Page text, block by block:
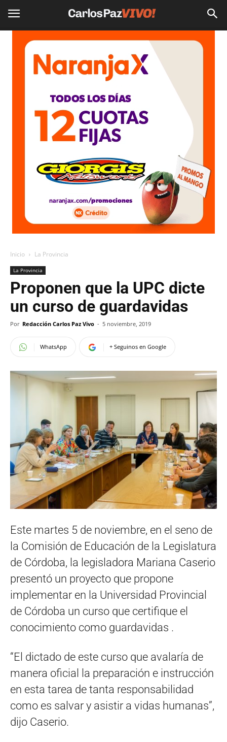
Inicio La Provincia
La Provincia
Proponen que la UPC dicte
un curso de guardavidas
Por Redacción Carlos Paz Vivo - 5 noviembre, 2019
WhatsApp + Seguinos en Google
Este martes 5 de noviembre, en el seno de
la Comisión de Educación de la Legislatura
de Córdoba, la legisladora Mariana Caserio
presentó un proyecto que propone
implementar en la Universidad Provincial
de Córdoba un curso que certifique el
conocimiento como guardavidas .
“El dictado de este curso que avalaría de
manera oficial la preparación e instrucción
en esta tarea de tanta responsabilidad
como es salvar y asistir a vidas humanas”,
dijo Caserio.